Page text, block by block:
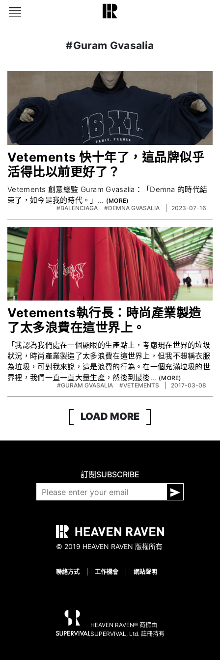
#Guram Gvasalia
Vetements 快十年了，這品牌似乎
活得比以前更好了？
Vetements 創意總監 Guram Gvasalia：「Demna 的時代結
束了，如今是我的時代。」...
#BALENCIAGA #DEMNA GVASALIA 2023-07-16
Vetements執行長：時尚產業製造
了太多浪費在這世界上。
「我認為我們處在一個顯眼的生產點上，考慮現在世界的垃圾
狀況，時尚產業製造了太多浪費在這世界上，但我不想稱衣服
為垃圾，可對我來說，這是浪費的行為。在一個充滿垃圾的世
界裡，我們一直一直大量生產，然後到最後...
#GURAM GVASALIA #VETEMENTS 2017-03-08
LOAD MORE
訂閱SUBSCRIBE
© 2019 HEAVEN RAVEN 版權所有
聯絡方式 工作機會 網站聲明
HEAVEN RAVEN® 商標由
SUPERVIVAL, Ltd. 註冊持有